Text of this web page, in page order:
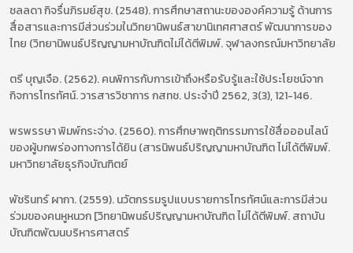
ชลลดา กิจรื่นภิรมย์สุข. (2548). การศึกษาสถานะขององค์ความรู้ ด้านการ
สื่อสารและการมีส่วนร่วมในวิทยานิพนธ์สาขานิเทศศาสตร์ พัฒนาการของ
ไทย (วิทยานิพนธ์ปริญญามหาบัณฑิตไม่ได้ตีพิมพ์. จุฬาลงกรณ์มหาวิทยาลัย
ตรี บุญเจือ. (2562). คนพิการกับการเข้าถึงหรือรับรู้และใช้ประโยชน์จาก
กิจการโทรทัศน์. วารสารวิชาการ กสทช. ประจำปี 2562, 3(3), 121-146.
พรพรรษา พิมพ์กระจ่าง. (2560). การศึกษาพฤติกรรมการใช้สื่อออนไลน์
ของผู้บกพร่องทางการได้ยิน (สารนิพนธ์ปริญญามหาบัณฑิต ไม่ได้ตีพิมพ์.
มหาวิทยาลัยธุรกิจบัณฑิตย์
พัชรินทร์ ผากา. (2559). นวัตกรรมรูปแบบรายการโทรทัศน์และการมีส่วน
ร่วมของคนหูหนวก [วิทยานิพนธ์ปริญญามหาบัณฑิต ไม่ได้ตีพิมพ์. สถาบัน
บัณฑิตพัฒนบริหารศาสตร์